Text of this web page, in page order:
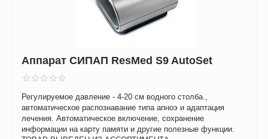
Аппарат СИПАП ResMed S9 AutoSet
Регулируемое давление - 4-20 см водного столба.,
автоматическое распознавание типа апноэ и адаптация
лечения. Автоматическое включение, сохранение
информации на карту памяти и другие полезные функции.